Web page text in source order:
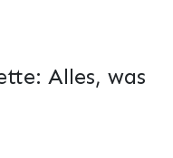
Alles, was